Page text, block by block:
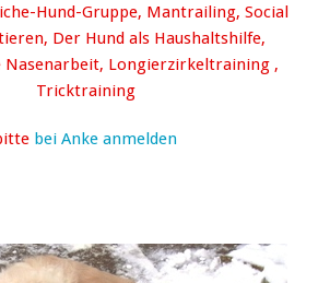
Hund-Gruppe, Mantrailing, Social
Der Hund als Haushaltshilfe,
Nasenarbeit, Longierzirkeltraining ,
Tricktraining
bei Anke anmelden